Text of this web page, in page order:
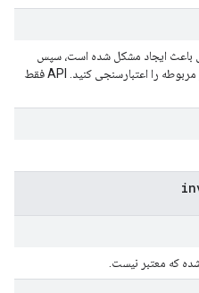
باعث ایجاد مشکل شده است، سپس
قبل از ارسال مجدد، کدگذاری متن مقدار مربوطه را اعتبارسنجی کنید. API فقط
که معتبر نیست.